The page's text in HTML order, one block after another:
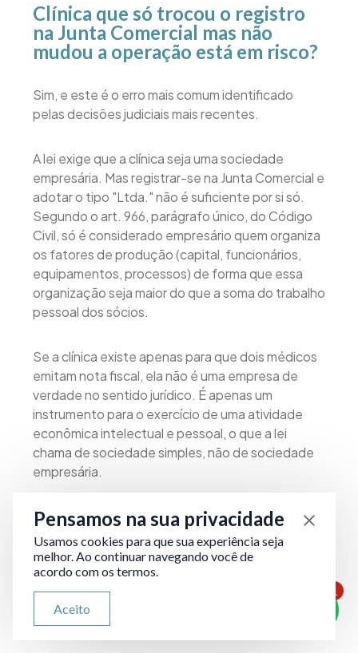
Clínica que só trocou o registro
na Junta Comercial mas não
mudou a operação está em risco?
Sim, e este é o erro mais comum identificado
pelas decisões judiciais mais recentes.
A lei exige que a clínica seja uma sociedade
empresária. Mas registrar-se na Junta Comercial e
adotar o tipo "Ltda." não é suficiente por si só.
Segundo o art. 966, parágrafo único, do Código
Civil, só é considerado empresário quem organiza
os fatores de produção (capital, funcionários,
equipamentos, processos) de forma que essa
organização seja maior do que a soma do trabalho
pessoal dos sócios.
Se a clínica existe apenas para que dois médicos
emitam nota fiscal, ela não é uma empresa de
verdade no sentido jurídico. É apenas um
instrumento para o exercício de uma atividade
econômica intelectual e pessoal, o que a lei
chama de sociedade simples, não de sociedade
empresária.
O TRF3 foi preciso ao explicar o raciocínio: a
legislação tributária reserva os benefícios fiscais
para empresas com maiores custos de produção,
como capital próprio investido, mão de obra
contratada, insumos e tecnologia, não para
profissionais que abriram um CNPJ para pagar
menos imposto sobre a renda.
1
Pensamos na sua privacidade
Usamos cookies para que sua experiência seja
melhor. Ao continuar navegando você de
acordo com os termos.
Aceito